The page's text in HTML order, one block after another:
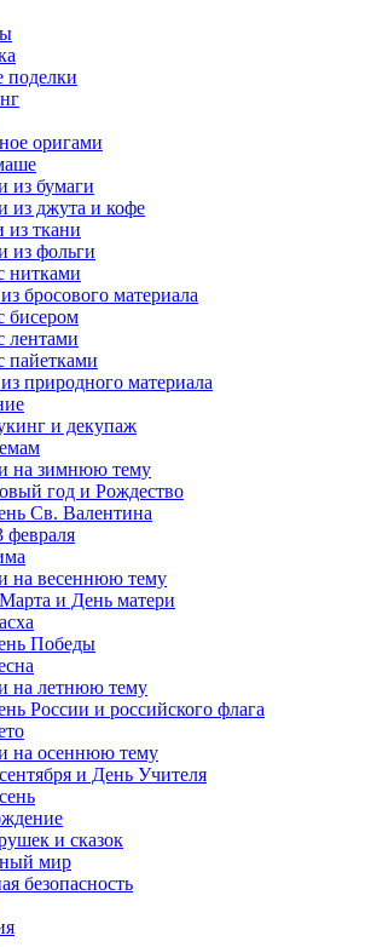
поделки
оригами
из бумаги
из джута и кофе
из ткани
из фольги
нитками
бросового материала
бисером
лентами
пайетками
природного материала
и декупаж
на зимнюю тему
год и Рождество
Св. Валентина
февраля
на весеннюю тему
и День матери
Победы
на летнюю тему
России и российского флага
на осеннюю тему
и День Учителя
и сказок
мир
безопасность